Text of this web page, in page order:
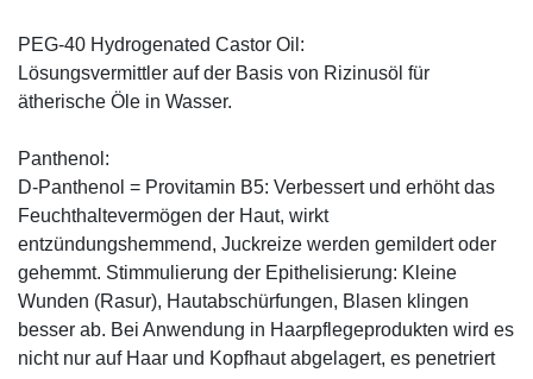
PEG-40 Hydrogenated Castor Oil:
Lösungsvermittler auf der Basis von Rizinusöl für
ätherische Öle in Wasser.
Panthenol:
D-Panthenol = Provitamin B5: Verbessert und erhöht das
Feuchthaltevermögen der Haut, wirkt
entzündungshemmend, Juckreize werden gemildert oder
gehemmt. Stimmulierung der Epithelisierung: Kleine
Wunden (Rasur), Hautabschürfungen, Blasen klingen
besser ab. Bei Anwendung in Haarpflegeprodukten wird es
nicht nur auf Haar und Kopfhaut abgelagert, es penetriert